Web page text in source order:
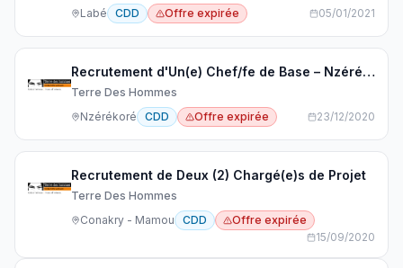
Labé
CDD Offre expirée 05/01/2021
Recrutement d'Un(e) Chef/fe de Base – Nzérékoré, Guinée
Terre Des Hommes
Nzérékoré
CDD Offre expirée 23/12/2020
Recrutement de Deux (2) Chargé(e)s de Projet
Terre Des Hommes
Conakry - Mamou
CDD
Offre expirée
15/09/2020